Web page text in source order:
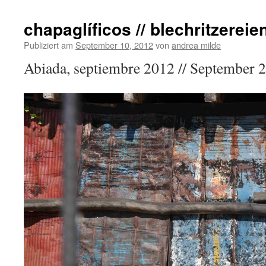
chapaglíficos //
Publiziert am September 10, 2012von andrea milde
Abiada, septiembre 2012 // September